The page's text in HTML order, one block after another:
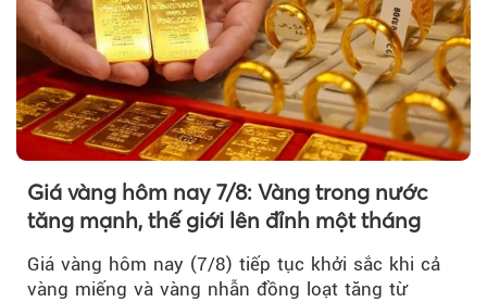
Giá vàng hôm nay 7/8: Vàng trong nước
tăng mạnh, thế giới lên đỉnh một tháng
Giá vàng hôm nay (7/8) tiếp tục khởi sắc khi cả
vàng miếng và vàng nhẫn đồng loạt tăng từ